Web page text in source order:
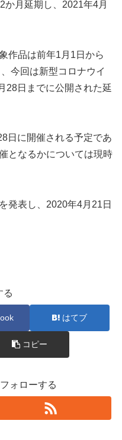
か月延期し、2021年4月
作品は前年1月1日から
今回は新型コロナウイ
28日までに公開された延
日に開催される予定であ
となるかについては現時
発表し、2020年4月21日
る
はてブ
コピー
ォローする